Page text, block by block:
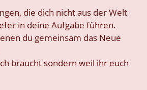
die dich nicht aus der Welt
in deine Aufgabe führen.
du gemeinsam das Neue
braucht sondern weil ihr euch